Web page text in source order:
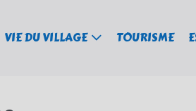
VIE DU VILLAGE TOURISME